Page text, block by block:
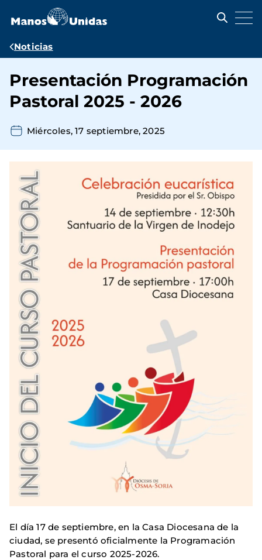
contenido
Ruta
navegación
Noticias
Presentación Programación
Pastoral 2025 - 2026
Miércoles, 17 septiembre, 2025
El día 17 de septiembre, en la Casa Diocesana de la
ciudad, se presentó oficialmente la Programación
Pastoral para el curso 2025-2026.